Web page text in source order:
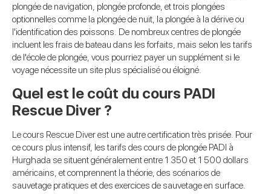
plongée de navigation, plongée profonde, et trois plongées
optionnelles comme la plongée de nuit, la plongée à la dérive ou
l'identification des poissons. De nombreux centres de plongée
incluent les frais de bateau dans les forfaits, mais selon les tarifs
de l'école de plongée, vous pourriez payer un supplément si le
voyage nécessite un site plus spécialisé ou éloigné.
Quel est le coût du cours PADI
Rescue Diver ?
Le cours Rescue Diver est une autre certification très prisée. Pour
ce cours plus intensif, les tarifs des cours de plongée PADI à
Hurghada se situent généralement entre 1 350 et 1 500 dollars
américains, et comprennent la théorie, des scénarios de
sauvetage pratiques et des exercices de sauvetage en surface.